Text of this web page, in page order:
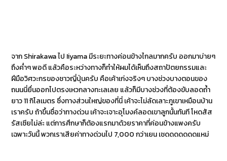
จาก Shirakawa ไป Iiyama มีระยะทางค่อนข้างไกลมากครับ ออกมาบ่ายๆ
ถึงค่ำๆ พอดี แล้วคือระหว่างทางก็ทำให้ผมได้เห็นถึงสถาปัตยกรรมและ
ฝีมือวิศวะกรของชาวญี่ปุ่นครับ คือเค้าเก่งจริงๆ บางช่วงบางตอนของ
ถนนนี่ยื่นออกไปตรงเหวกลางทะเลเลย แล้วก็มีบางช่วงที่ต้องขับลอดถ้ำ
ยาว 11 กิโลเมตร ซึ่งทางส่วนใหญ่ของที่นี่ เค้าจะไม่ลัดเลาะภูเขาเหมือนบ้าน
เราครับ ถ้าขึ้นชื่อว่าทางด่วน เค้าจะเจาะอุโมงค์ลอดเขาลูกนั้นทันที โหดสัส
รัสเซียไม่ล่ะ แต่การศึกษาก็ต้องแรกมาด้วยราคาที่ค่อนข้างแพงครับ
เฉพาะวันนี้ พวกเราเสียค่าทางด่วนไป 7,000 กว่าเยน เชดดดดดดดแหม่